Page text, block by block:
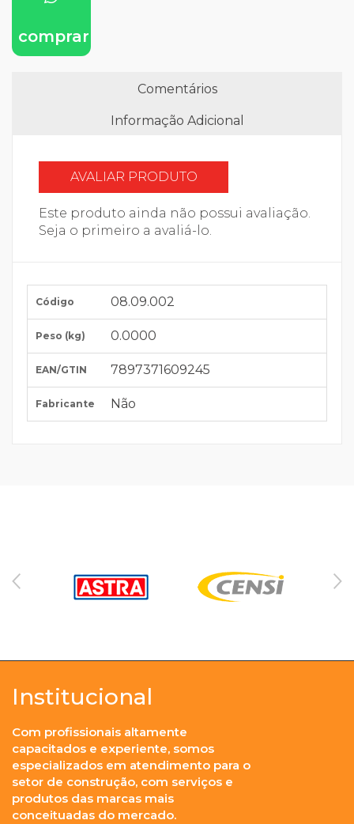
comprar
Comentários
Informação Adicional
AVALIAR PRODUTO
Este produto ainda não possui avaliação.
Seja o primeiro a avaliá-lo.
Código 08.09.002
Peso (kg) 0.0000
EAN/GTIN 7897371609245
Fabricante Não
Institucional
Com profissionais altamente
capacitados e experiente, somos
especializados em atendimento para o
setor de construção, com serviços e
produtos das marcas mais
conceituadas do mercado.